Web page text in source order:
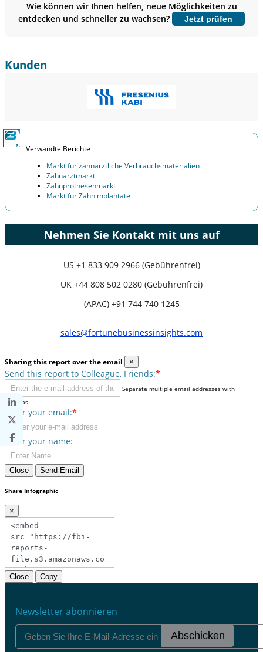
Jetzt anpassen
Wie können wir Ihnen helfen, neue Möglichkeiten zu
entdecken und schneller zu wachsen?
Jetzt prüfen
Kunden
Verwandte Berichte
Markt für zahnärztliche Verbrauchsmaterialien
Zahnarztmarkt
Zahnprothesenmarkt
Markt für Zahnimplantate
Nehmen Sie Kontakt mit uns auf
US +1 833 909 2966 (Gebührenfrei)
UK +44 808 502 0280 (Gebührenfrei)
(APAC) +91 744 740 1245
sales@fortunebusinessinsights.com
Sharing this report over the email ×
Send this report to Colleague, Friends:*
Separate multiple email addresses with
commas.
Enter your email:*
Enter your name:
Close Send Email
Share Infographic
×
Close Copy
Newsletter abonnieren
Abschicken